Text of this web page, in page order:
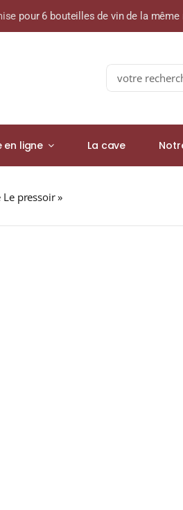
6 bouteilles de vin de la
Search
for:
en ligne La cave
pressoir»